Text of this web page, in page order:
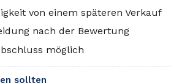
von einem späteren Verkauf
nach der Bewertung
möglich
sollten